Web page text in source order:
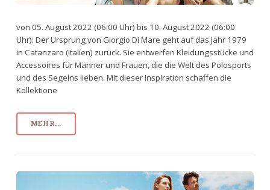
von 05. August 2022 (06:00 Uhr) bis 10. August 2022 (06:00
Uhr): Der Ursprung von Giorgio Di Mare geht auf das Jahr 1979
in Catanzaro (Italien) zurück. Sie entwerfen Kleidungsstücke und
Accessoires für Männer und Frauen, die die Welt des Polosports
und des Segelns lieben. Mit dieser Inspiration schaffen die
Kollektione
MEHR...